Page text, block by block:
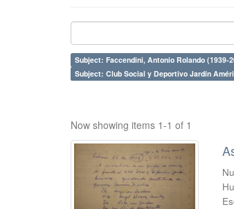
Subject: Faccendini, Antonio Rolando (1939-
Subject: Club Social y Deportivo Jardín
Now showing items 1-1 of 1